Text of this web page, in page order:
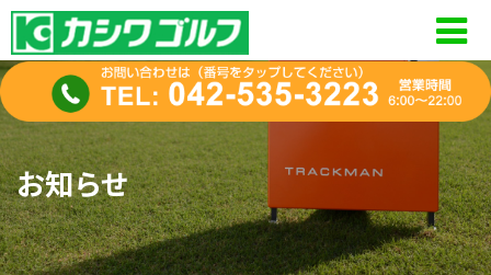
コ
ン
テ
ン
ツ
へ
ス
キ
ッ
プ
ナ
ビ
ゲ
ー
シ
ョ
ン
に
移
動
お知らせ